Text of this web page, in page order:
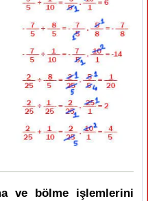
ve bölme işlemlerini